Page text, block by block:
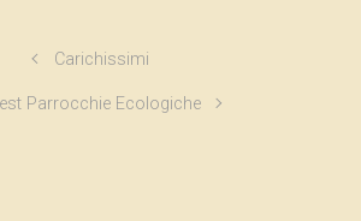
Carichissimi
Parrocchie Ecologiche